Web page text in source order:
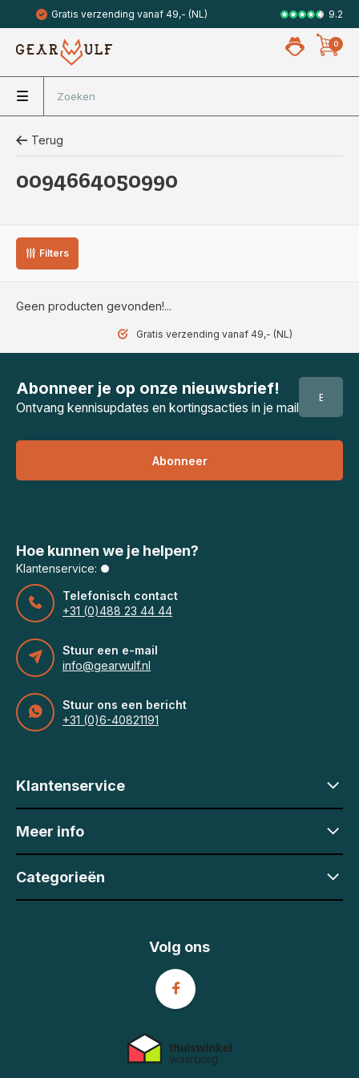
Gratis verzending vanaf 49,- (NL) Veilig met
9.2
0
Terug
0094664050990
Filters
Geen producten gevonden!...
Gratis verzending vanaf 49,- (NL)
Abonneer je op onze nieuwsbrief!
Ontvang kennisupdates en kortingsacties in je mail
Abonneer
Hoe kunnen we je helpen?
Klantenservice:
Telefonisch contact
+31 (0)488 23 44 44
Stuur een e-mail
info@gearwulf.nl
Stuur ons een bericht
+31 (0)6-40821191
Klantenservice
Meer info
Categorieën
Volg ons